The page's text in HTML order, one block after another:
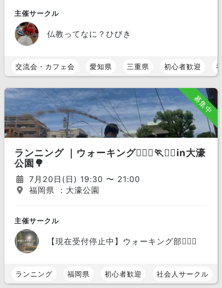
主催サークル
仏教ってなに？ひびき
交流会・カフェ会 愛知県 三重県 初心者歓迎
募集中
ランニング ｜ウォーキング🏃🏼‍♀️🏃🏃‍♂️in大濠
公園🌳
7月20日(日) 19:30 〜 21:00
福岡県 ：大濠公園
主催サークル
【現在受付停止中】ウォーキング部🏃🏼‍♀️
ランニング 福岡県 初心者歓迎 社会人サークル